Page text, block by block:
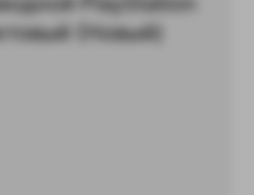
(Новый)